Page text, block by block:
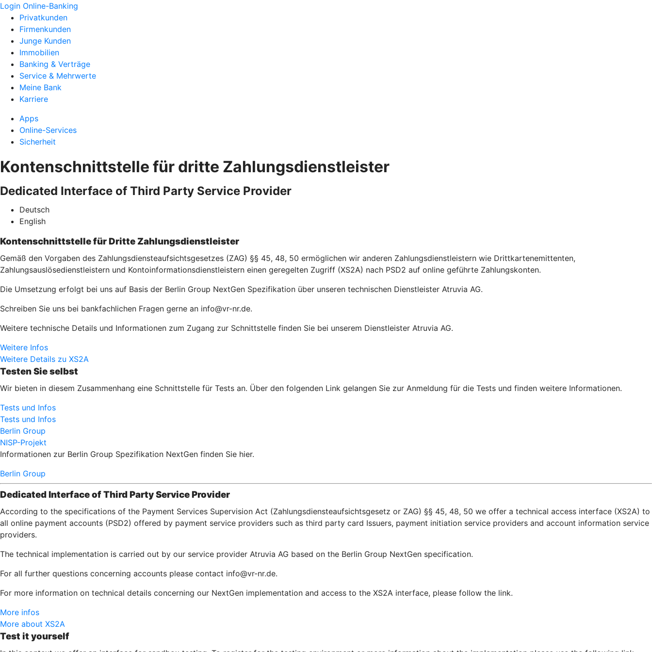
Login Online-Banking
Privatkunden
Firmenkunden
Junge Kunden
Immobilien
Banking & Verträge
Service & Mehrwerte
Meine Bank
Karriere
Apps
Online-Services
Sicherheit
Kontenschnittstelle für dritte Zahlungsdienstleister
Dedicated Interface of Third Party Service Provider
Deutsch
English
Kontenschnittstelle für Dritte Zahlungsdienstleister
Gemäß den Vorgaben des Zahlungsdiensteaufsichtsgesetzes (ZAG) §§ 45, 48, 50 ermöglichen wir anderen Zahlungsdienstleistern wie Drittkartenemittenten,
Zahlungsauslösedienstleistern und Kontoinformationsdienstleistern einen geregelten Zugriff (XS2A) nach PSD2 auf online geführte Zahlungskonten.
Die Umsetzung erfolgt bei uns auf Basis der Berlin Group NextGen Spezifikation über unseren technischen Dienstleister Atruvia AG.
Schreiben Sie uns bei bankfachlichen Fragen gerne an info@vr-nr.de.
Weitere technische Details und Informationen zum Zugang zur Schnittstelle finden Sie bei unserem Dienstleister Atruvia AG.
Weitere Infos
Weitere Details zu XS2A
Testen Sie selbst
Wir bieten in diesem Zusammenhang eine Schnittstelle für Tests an. Über den folgenden Link gelangen Sie zur Anmeldung für die Tests und finden weitere Informationen.
Tests und Infos
Tests und Infos
Berlin Group
NISP-Projekt
Informationen zur Berlin Group Spezifikation NextGen finden Sie hier.
Berlin Group
Dedicated Interface of Third Party Service Provider
According to the specifications of the Payment Services Supervision Act (Zahlungsdiensteaufsichtsgesetz or ZAG) §§ 45, 48, 50 we offer a technical access interface (XS2A) to
all online payment accounts (PSD2) offered by payment service providers such as third party card Issuers, payment initiation service providers and account information service
providers.
The technical implementation is carried out by our service provider Atruvia AG based on the Berlin Group NextGen specification.
For all further questions concerning accounts please contact info@vr-nr.de.
For more information on technical details concerning our NextGen implementation and access to the XS2A interface, please follow the link.
More infos
More about XS2A
Test it yourself